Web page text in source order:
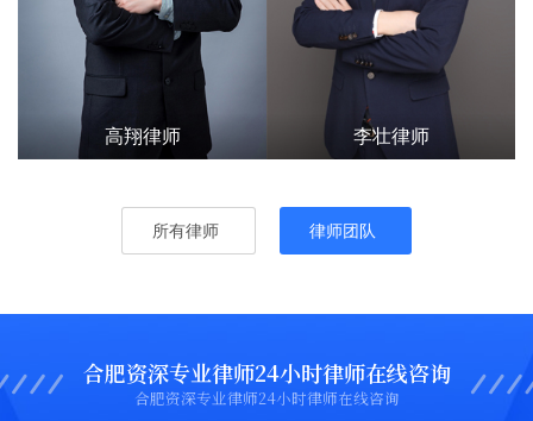
高翔律师 李壮律师
所有律师 律师团队
合肥资深专业律师24小时律师在线咨询
合肥资深专业律师24小时律师在线咨询